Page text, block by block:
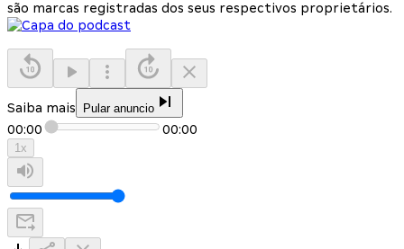
são marcas registradas dos seus respectivos proprietários.
Saiba mais Pular anuncio
00:00 00:00
1x